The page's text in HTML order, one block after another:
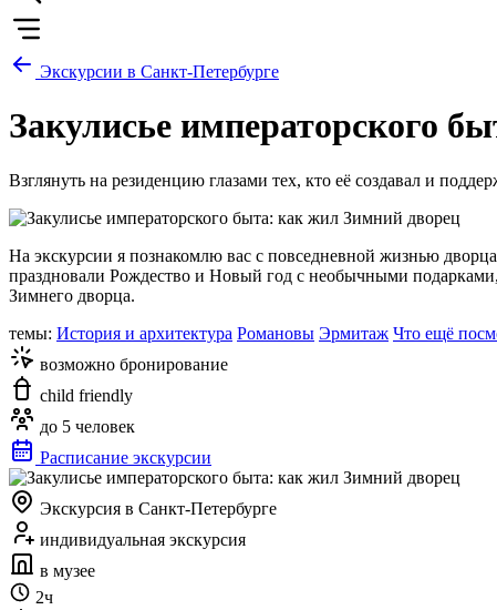
Экскурсии в Санкт-Петербурге
Закулисье императорского
Взглянуть на резиденцию глазами тех, кто её создавал и
На экскурсии я познакомлю вас с повседневной жизнью
праздновали Рождество и Новый год с необычными
Зимнего дворца.
темы: История и архитектура Романовы Эрмитаж Что ещё
возможно бронирование
child friendly
до 5 человек
Расписание экскурсии
Экскурсия в Санкт-Петербурге
индивидуальная экскурсия
в музее
2ч